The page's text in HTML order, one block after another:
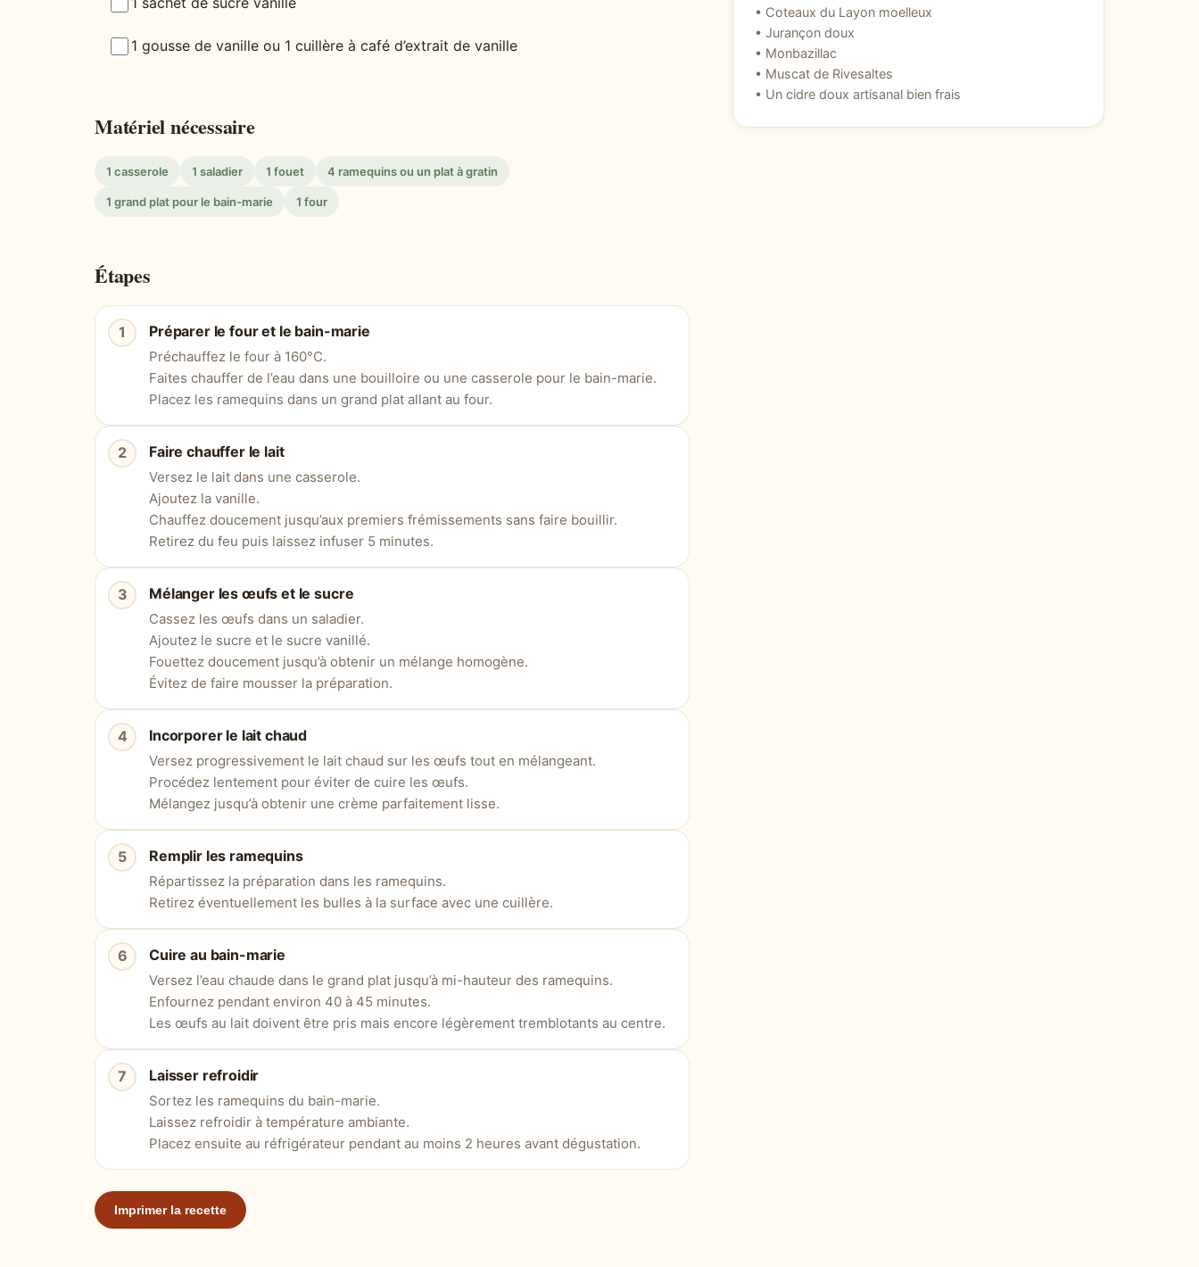
1 gousse de vanille ou 1 cuillère à café d’extrait de vanille
Matériel nécessaire
1 casserole 1 saladier 1 fouet 4 ramequins ou un plat à gratin
1 grand plat pour le bain-marie 1 four
Étapes
Préparer le four et le bain-marie
Préchauffez le four à 160°C.
Faites chauffer de l’eau dans une bouilloire ou une casserole pour le bain-marie.
Placez les ramequins dans un grand plat allant au four.
Faire chauffer le lait
Versez le lait dans une casserole.
Ajoutez la vanille.
Chauffez doucement jusqu’aux premiers frémissements sans faire bouillir.
Retirez du feu puis laissez infuser 5 minutes.
Mélanger les œufs et le sucre
Cassez les œufs dans un saladier.
Ajoutez le sucre et le sucre vanillé.
Fouettez doucement jusqu’à obtenir un mélange homogène.
Évitez de faire mousser la préparation.
Incorporer le lait chaud
Versez progressivement le lait chaud sur les œufs tout en mélangeant.
Procédez lentement pour éviter de cuire les œufs.
Mélangez jusqu’à obtenir une crème parfaitement lisse.
Remplir les ramequins
Répartissez la préparation dans les ramequins.
Retirez éventuellement les bulles à la surface avec une cuillère.
Cuire au bain-marie
Versez l’eau chaude dans le grand plat jusqu’à mi-hauteur des ramequins.
Enfournez pendant environ 40 à 45 minutes.
Les œufs au lait doivent être pris mais encore légèrement tremblotants au centre.
Laisser refroidir
Sortez les ramequins du bain-marie.
Laissez refroidir à température ambiante.
Placez ensuite au réfrigérateur pendant au moins 2 heures avant dégustation.
Imprimer la recette
• Coteaux du Layon moelleux
• Jurançon doux
• Monbazillac
• Muscat de Rivesaltes
• Un cidre doux artisanal bien frais